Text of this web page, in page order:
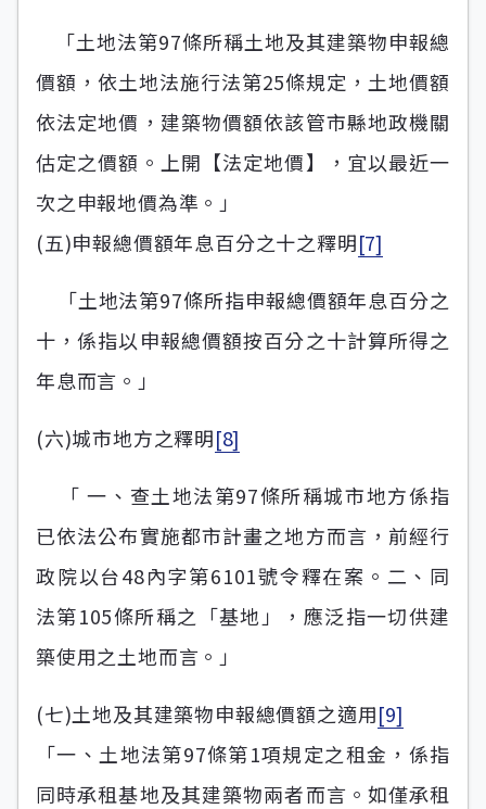
「土地法第97條所稱土地及其建築物申報總
價額，依土地法施行法第25條規定，土地價額
依法定地價，建築物價額依該管市縣地政機關
估定之價額。上開【法定地價】，宜以最近一
次之申報地價為準。」
(五)申報總價額年息百分之十之釋明[7]
「土地法第97條所指申報總價額年息百分之
十，係指以申報總價額按百分之十計算所得之
年息而言。」
(六)城市地方之釋明[8]
「 一、查土地法第97條所稱城市地方係指
已依法公布實施都市計畫之地方而言，前經行
政院以台48內字第6101號令釋在案。二、同
法第105條所稱之「基地」，應泛指一切供建
築使用之土地而言。」
(七)土地及其建築物申報總價額之適用[9]
「一、土地法第97條第1項規定之租金，係指
同時承租基地及其建築物兩者而言。如僅承租